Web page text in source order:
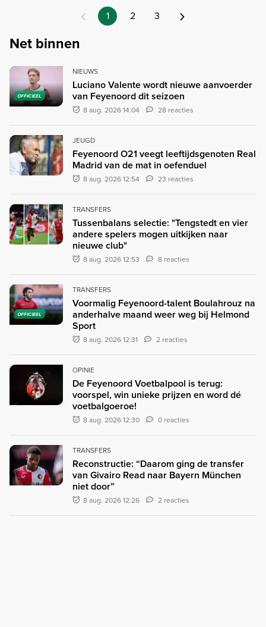
‹ 1 2 3 ›
Net binnen
OFFICIEEL
NIEUWS
Luciano Valente wordt nieuwe aanvoerder
van Feyenoord dit seizoen
8 aug. 2026 14:04 28 reacties
JEUGD
Feyenoord O21 veegt leeftijdsgenoten Real
Madrid van de mat in oefenduel
8 aug. 2026 12:54 23 reacties
TRANSFERS
Tussenbalans selectie: "Tengstedt en vier
andere spelers mogen uitkijken naar
nieuwe club"
8 aug. 2026 12:53 8 reacties
OFFICIEEL
TRANSFERS
Voormalig Feyenoord-talent Boulahrouz na
anderhalve maand weer weg bij Helmond
Sport
8 aug. 2026 12:31 2 reacties
OPINIE
De Feyenoord Voetbalpool is terug:
voorspel, win unieke prijzen en word dé
voetbalgoeroe!
8 aug. 2026 12:30 0 reacties
TRANSFERS
Reconstructie: “Daarom ging de transfer
van Givairo Read naar Bayern München
niet door”
8 aug. 2026 12:26 2 reacties